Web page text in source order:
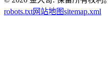
robots.txt网站地图sitemap.xml